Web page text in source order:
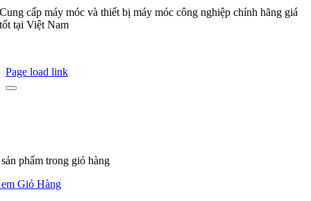
Cung cấp máy móc và thiết bị máy móc công nghiệp chính hãng giá
tốt tại Việt Nam
Page load link
phẩm trong giỏ hàng
Giỏ Hàng